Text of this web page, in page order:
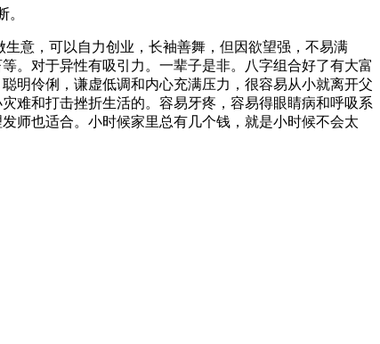
意，可以自力创业，长袖善舞，但因欲望强，不易满
。对于异性有吸引力。一辈子是非。八字组合好了有大富
明伶俐，谦虚低调和内心充满压力，很容易从小就离开父
难和打击挫折生活的。容易牙疼，容易得眼睛病和呼吸系
师也适合。小时候家里总有几个钱，就是小时候不会太